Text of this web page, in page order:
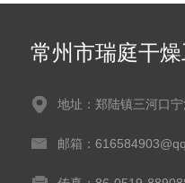
常州市瑞庭干
地址：郑陆镇三河口
邮箱：